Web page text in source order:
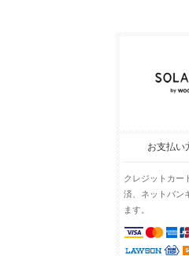
お支払い
クレジットカー
済、ネットバン
ます。